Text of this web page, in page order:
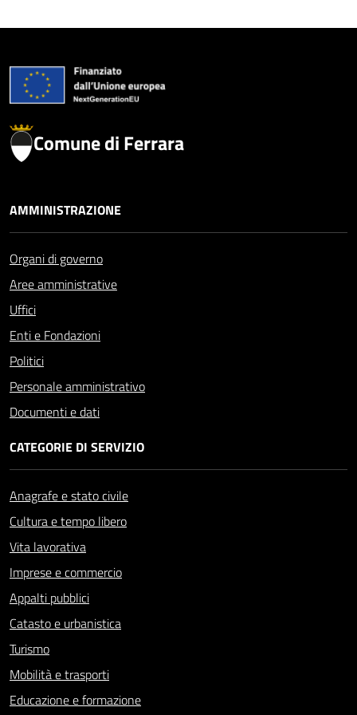
Comune di Ferrara
AMMINISTRAZIONE
Organi di governo
Aree amministrative
Uffici
Enti e Fondazioni
Politici
Personale amministrativo
Documenti e dati
CATEGORIE DI SERVIZIO
Anagrafe e stato civile
Cultura e tempo libero
Vita lavorativa
Imprese e commercio
Appalti pubblici
Catasto e urbanistica
Turismo
Mobilità e trasporti
Educazione e formazione